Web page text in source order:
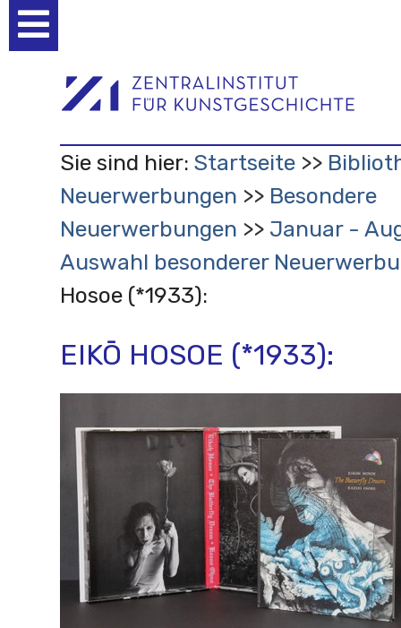
Werkzeuge
Sie sind hier: Startseite
Neuerwerbungen
Besondere
Neuerwerbungen
Januar -
Auswahl besonderer
Hosoe (*1933):
EIKŌ HOSOE (*1933):